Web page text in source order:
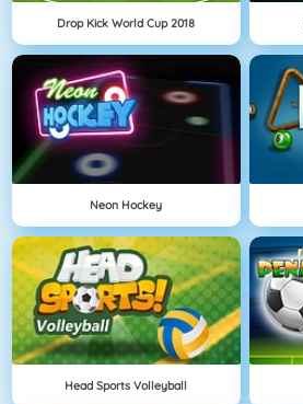
Drop Kick World Cup 2018
Neon Hockey
Head Sports Volleyball